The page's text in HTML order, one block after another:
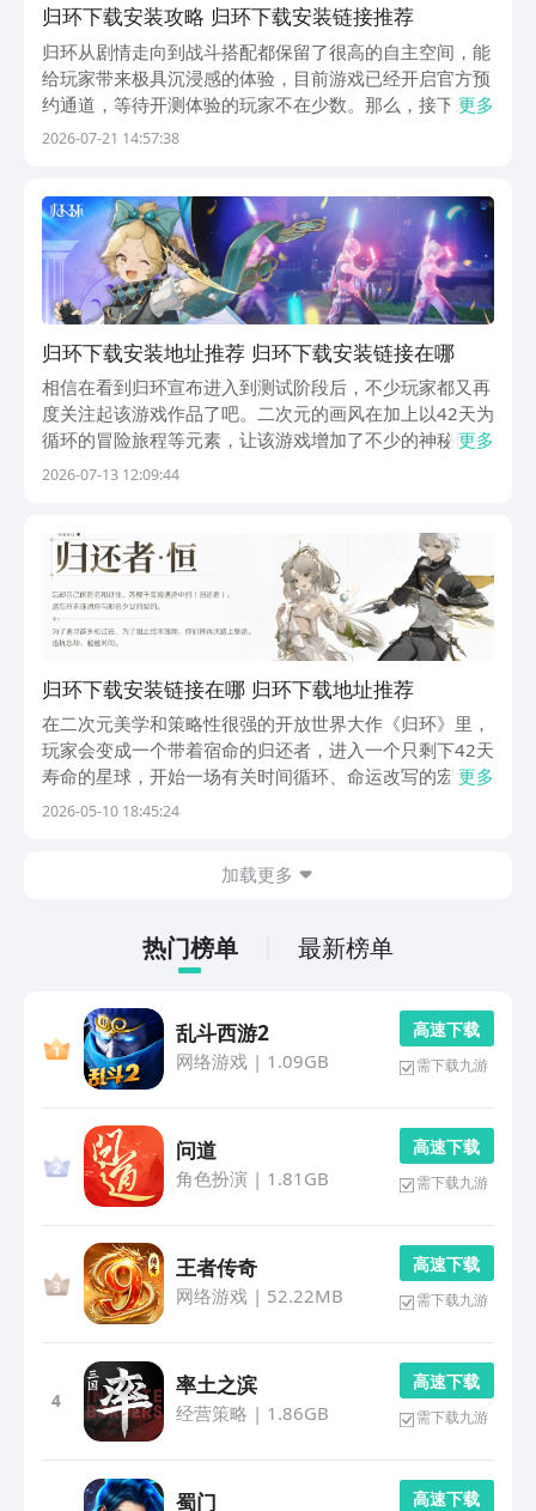
归环下载安装攻略 归环下载安装链接推荐
归环从剧情走向到战斗搭配都保留了很高的自主空间，能
给玩家带来极具沉浸感的体验，目前游戏已经开启官方预
约通道，等待开测体验的玩家不在少数。那么，接下来为
大家分享归环下载安装教程，如果体验，可以前往九游平
能...
更多
2026-07-21 14:57:38
归环下载安装地址推荐 归环下载安装链接在哪
相信在看到归环宣布进入到测试阶段后，不少玩家都又再
度关注起该游戏作品了吧。二次元的画风在加上以42天为
循环的冒险旅程等元素，让该游戏增加了不少的神秘性。
下面就把归环下载安装地址分享给大家，对该作品感兴趣
更多
2026-07-13 12:09:44
归环下载安装链接在哪 归环下载地址推荐
在二次元美学和策略性很强的开放世界大作《归环》里，
玩家会变成一个带着宿命的归还者，进入一个只剩下42天
寿命的星球，开始一场有关时间循环、命运改写的宏大冒
险。以下就是归环下载地址在哪，在不断重置的世界里，
更多
2026-05-10 18:45:24
加载更多
热门榜单 最新榜单
乱斗西游2
网络游戏| 1.09GB
高 速 下 载
需下载九游
问道
角色扮演 | 1.81GB
高 速 下 载
需下载九游
王者传奇
网络游戏| 52.22MB
高 速 下 载
需下载九游
4
率土之滨
经营策略 | 1.86GB
高 速 下 载
需下载九游
蜀门 高 速 下 载